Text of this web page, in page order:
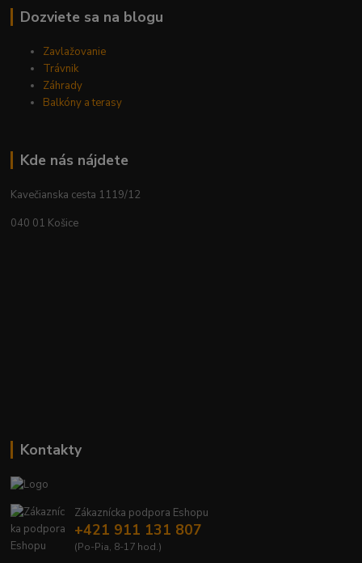
Dozviete sa na blogu
Zavlažovanie
Trávnik
Záhrady
Balkóny a terasy
Kde nás nájdete
Kavečianska cesta 1119/12
040 01 Košice
Kontakty
Zákaznícka podpora Eshopu
+421 911 131 807
(Po-Pia, 8-17 hod.)